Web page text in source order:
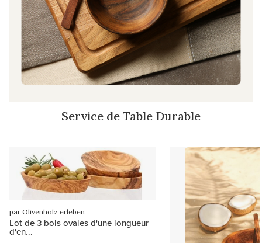
Service de Table Durable
par Olivenholz erleben
Lot de 3 bols ovales d'une longueur
d'en...